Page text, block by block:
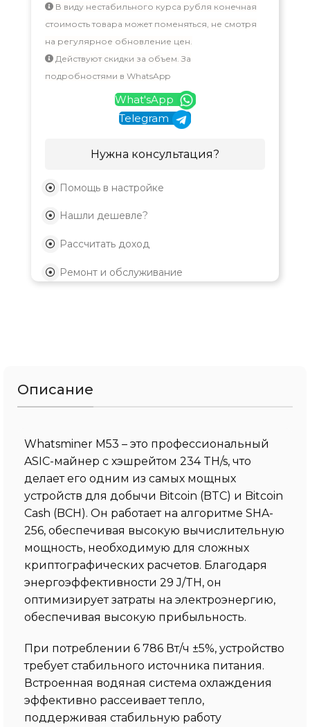
В виду нестабильного курса рубля конечная
стоимость товара может поменяться, не смотря
на регулярное обновление цен.
Действуют скидки за объем. За
подробностями в WhatsApp
What'sApp
Telegram
Нужна консультация?
Помощь в настройке
Нашли дешевле?
Рассчитать доход
Ремонт и обслуживание
Описание
Whatsminer M53 – это профессиональный
ASIC-майнер с хэшрейтом 234 TH/s, что
делает его одним из самых мощных
устройств для добычи Bitcoin (BTC) и Bitcoin
Cash (BCH). Он работает на алгоритме SHA-
256, обеспечивая высокую вычислительную
мощность, необходимую для сложных
криптографических расчетов. Благодаря
энергоэффективности 29 J/TH, он
оптимизирует затраты на электроэнергию,
обеспечивая высокую прибыльность.
При потреблении 6 786 Вт/ч ±5%, устройство
требует стабильного источника питания.
Встроенная водяная система охлаждения
эффективно рассеивает тепло,
поддерживая стабильную работу